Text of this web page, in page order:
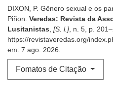
DIXON, P. Gênero sexual e os
Piñon. Veredas: Revista da
Lusitanistas, [S. l.], n. 5, p.
https://revistaveredas.org/
em: 7 ago. 2026.
Fomatos de Citação